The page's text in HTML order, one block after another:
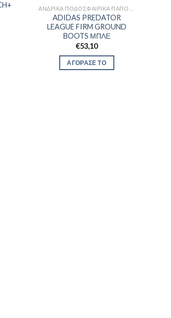
ADIDAS PREDATOR
LEAGUE FIRM GROUND
BOOTS ΜΠΛΕ
€53,10
ΑΓΟΡΑΣΕ ΤΟ